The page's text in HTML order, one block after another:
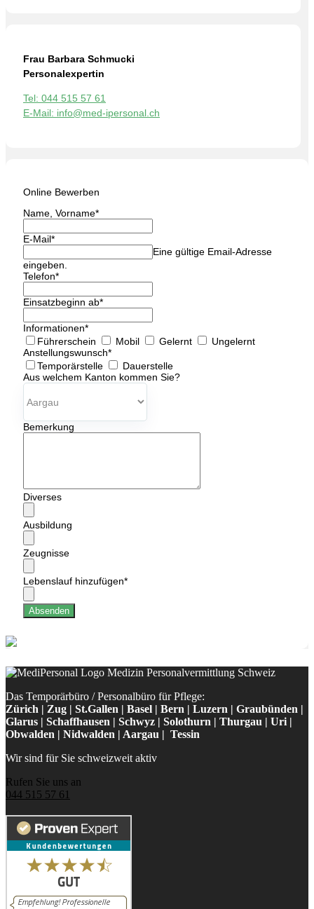
Frau Barbara Schmucki
Personalexpertin
Tel: 044 515 57 61
E-Mail: info@med-ipersonal.ch
Online Bewerben
Name, Vorname*
E-Mail*
Eine gültige Email-Adresse
eingeben.
Telefon*
Einsatzbeginn ab*
Informationen*
Führerschein
Mobil Gelernt
Ungelernt
Anstellungswunsch*
Temporärstelle
Dauerstelle
Aus welchem Kanton kommen Sie?
Bemerkung
Diverses
Ausbildung
Zeugnisse
Lebenslauf hinzufügen*
Absenden
Das Temporärbüro / Personalbüro für Pflege:
Zürich | Zug | St.Gallen | Basel | Bern | Luzern | Graubünden |
Glarus | Schaffhausen | Schwyz | Solothurn | Thurgau | Uri |
Obwalden | Nidwalden | Aargau | Tessin
Wir sind für Sie schweizweit aktiv
Rufen Sie uns an
044 515 57 61